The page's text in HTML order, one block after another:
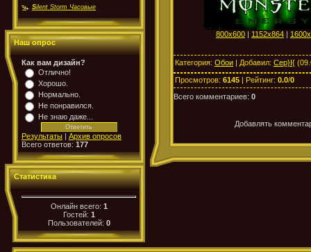
Silent Storm Часовые
Наш опрос
Как вам дизайн?
Отлично!
Хорошо.
Нормально.
Не понравился.
Не знаю даже...
Результаты | Архив опросов
Всего ответов: 177
Статистика
Онлайн всего: 1
Гостей: 1
Пользователей: 0
800x600 | 1152x864 |
Категория: Обои | Добавил: Cep}I{
Просмотров: 6145 | Рейтинг: 0.0/0
Всего комментариев: 0
Добавлять